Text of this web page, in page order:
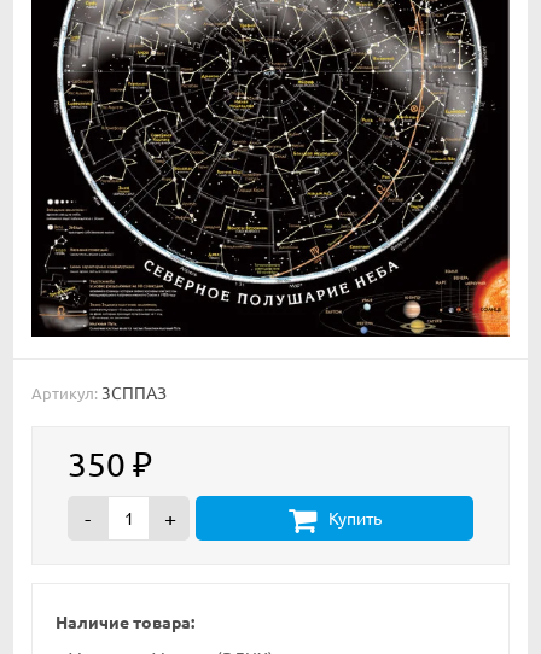
Артикул: 3СППАЗ
350 ₽
- + Купить
Наличие товара: